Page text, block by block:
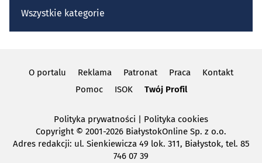
Wszystkie kategorie
O portalu Reklama Patronat Praca
Kontakt
Pomoc
ISOK Twój Profil
Polityka prywatności
Polityka cookies
Copyright© 2001-2026 BiałystokOnline Sp. z o.o.
Adres redakcji: ul. Sienkiewicza 49 lok. 311, Białystok, tel. 85
746 07 39